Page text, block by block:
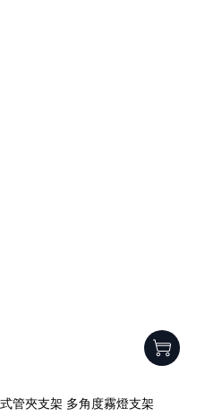
管夾支架 多角度霧燈支架